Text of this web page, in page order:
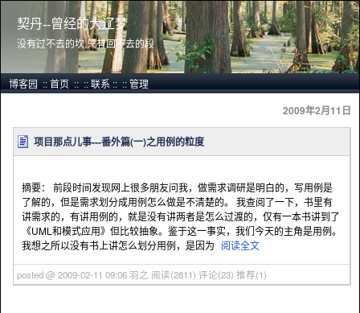
契丹--曾经的大辽梦
没有过不去的坎,只有回不去的段
博客园::首页::::联系::::管理
2009年2月11日
项目那点儿事---番外篇(一)之用例的粒度
摘要： 前段时间发现网上很多朋友问我，做需求调研是明白的，写用例是
了解的，但是需求划分成用例怎么做是不清楚的。 我查阅了一下，书里有
讲需求的，有讲用例的，就是没有讲两者是怎么过渡的，仅有一本书讲到了
《UML和模式应用》但比较抽象。鉴于这一事实，我们今天的主角是用例。
我想之所以没有书上讲怎么划分用例，是因为 阅读全文
posted @ 2009-02-11 09:06 羽之 阅读(2811) 评论(23) 推荐(1)